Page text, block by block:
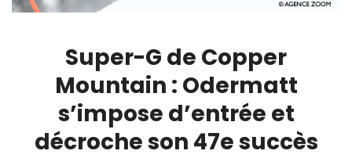
Super-G de Copper
Mountain : Odermatt
s’impose d’entrée et
décroche son 47e succès